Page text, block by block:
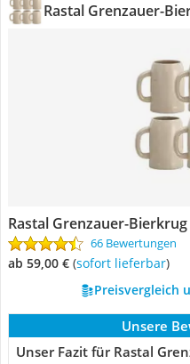
Rastal Grenzauer-
Rastal Grenzauer-
66 Bewertungen
ab 59,00 € ( Sofort lieferbar)
Preisvergleich
Unsere
Unser Fazit für Rastal